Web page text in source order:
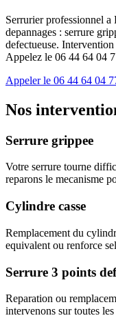
Serrurier professionnel
depannages : serrure
defectueuse.
Appelez le 06 44 64 04
Appeler le 06 44 64 04
Nos
Serrure grippee
Votre serrure tourne
reparons le mecanisme
Cylindre casse
Remplacement du
equivalent ou renforce
Serrure 3 points
Reparation ou
intervenons sur toutes